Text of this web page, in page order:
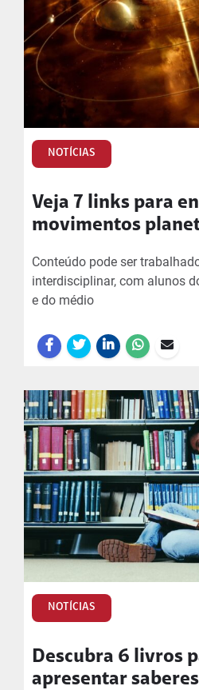
NOTÍCIAS
Veja 7 links para
movimentos
Conteúdo pode ser
interdisciplinar, com alunos
e do médio
NOTÍCIAS
Descubra 6 livros
apresentar